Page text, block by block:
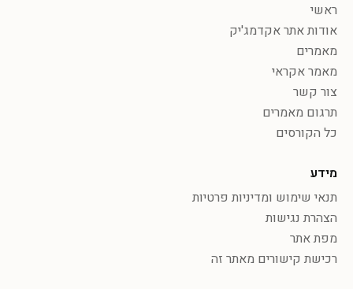
ראשי
אודות אתר אקדמג'יק
מאמרים
מאמר אקראי
צור קשר
תרגום מאמרים
כל הקורסים
מידע
תנאי שימוש ומדיניות פרטיות
הצהרת נגישות
מפת אתר
רכישת קישורים מאתר זה